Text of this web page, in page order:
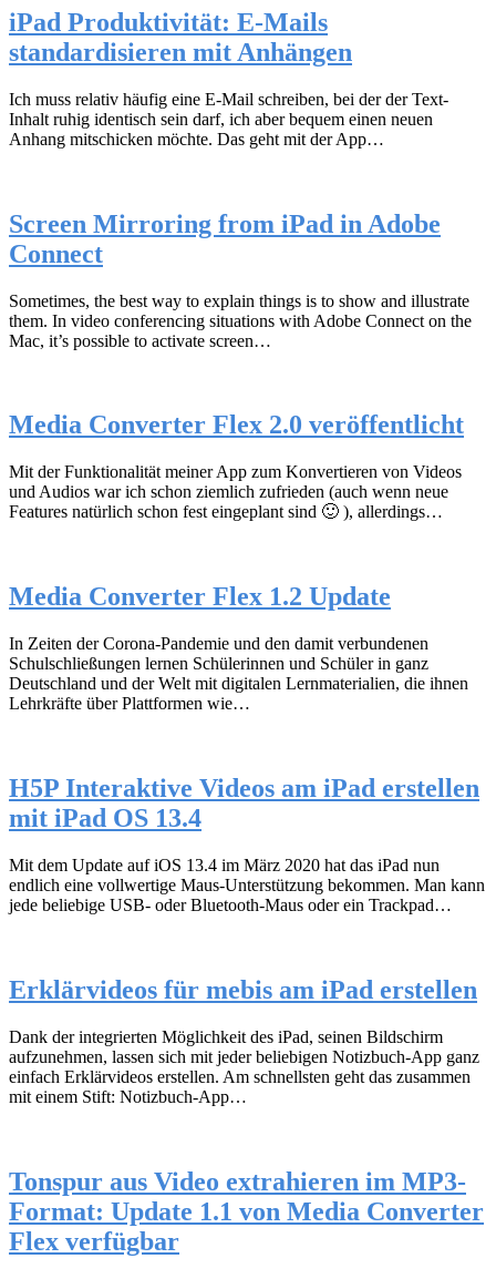
iPad Produktivität: E-Mails
standardisieren mit Anhängen
Ich muss relativ häufig eine E-Mail schreiben, bei der der Text-
Inhalt ruhig identisch sein darf, ich aber bequem einen neuen
Anhang mitschicken möchte. Das geht mit der App…
Screen Mirroring from iPad in Adobe
Connect
Sometimes, the best way to explain things is to show and illustrate
them. In video conferencing situations with Adobe Connect on the
Mac, it’s possible to activate screen…
Media Converter Flex 2.0 veröffentlicht
Mit der Funktionalität meiner App zum Konvertieren von Videos
und Audios war ich schon ziemlich zufrieden (auch wenn neue
Features natürlich schon fest eingeplant sind 🙂 ), allerdings…
Media Converter Flex 1.2 Update
In Zeiten der Corona-Pandemie und den damit verbundenen
Schulschließungen lernen Schülerinnen und Schüler in ganz
Deutschland und der Welt mit digitalen Lernmaterialien, die ihnen
Lehrkräfte über Plattformen wie…
H5P Interaktive Videos am iPad erstellen
mit iPad OS 13.4
Mit dem Update auf iOS 13.4 im März 2020 hat das iPad nun
endlich eine vollwertige Maus-Unterstützung bekommen. Man kann
jede beliebige USB- oder Bluetooth-Maus oder ein Trackpad…
Erklärvideos für mebis am iPad erstellen
Dank der integrierten Möglichkeit des iPad, seinen Bildschirm
aufzunehmen, lassen sich mit jeder beliebigen Notizbuch-App ganz
einfach Erklärvideos erstellen. Am schnellsten geht das zusammen
mit einem Stift: Notizbuch-App…
Tonspur aus Video extrahieren im MP3-
Format: Update 1.1 von Media Converter
Flex verfügbar